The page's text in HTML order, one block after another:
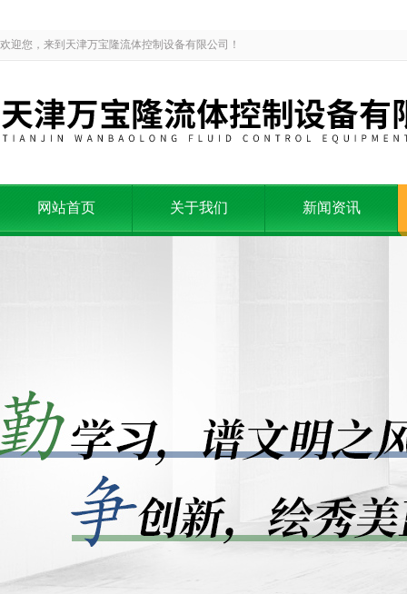
欢迎您，来到天津万宝隆流体控制设备有限公司！
网站首页 关于我们 新闻资讯